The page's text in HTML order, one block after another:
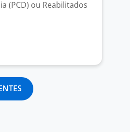
(PCD) ou Reabilitados